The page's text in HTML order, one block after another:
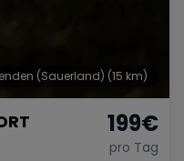
(Sauerland) (15 km)
199€
pro Tag